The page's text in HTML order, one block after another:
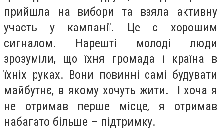
прийшла на вибори та взяла активну
участь у кампанії. Це є хорошим
сигналом. Нарешті молоді люди
зрозуміли, що їхня громада і країна в
їхніх руках. Вони повинні самі будувати
майбутнє, в якому хочуть жити. І хоча я
не отримав перше місце, я отримав
набагато більше – підтримку.